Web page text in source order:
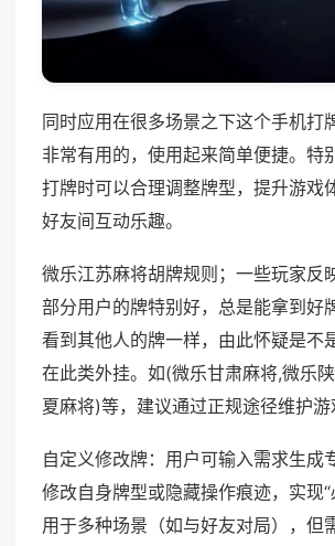
同时应用在很多场景之下这个手机打
非常有用的，使用起来简单便捷。特
打牌时可以合理调整牌型，提升游戏
好友间互动乐趣。
微乐江苏麻将胡牌规则；一些玩家反
部分用户的牌特别好，总是能拿到好
看到其他人的牌一样，由此怀疑是不
在此类外挂。如(微乐甘肃麻将,微乐
夏麻将)等，建议通过正规途径维护游
自定义修改牌：用户可输入需求生成
修改自身牌型或隐藏操作痕迹，实现
用于多种场景（如与好友对局），但